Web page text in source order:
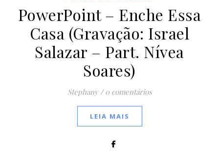
PowerPoint – Enche Essa
Casa (Gravação: Israel
Salazar – Part. Nívea
Soares)
Stephany / 0 comentários
LEIA MAIS